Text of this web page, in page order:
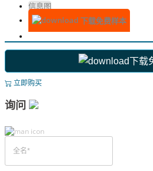
信息图
下载免费样本
下载
立即购买
询问